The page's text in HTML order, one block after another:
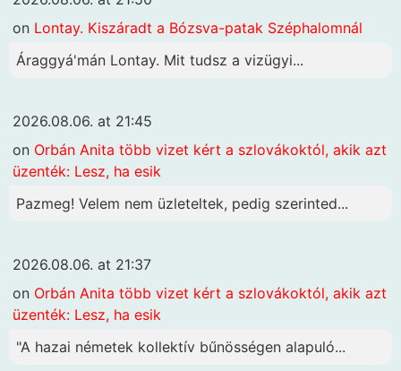
on Lontay. Kiszáradt a Bózsva-patak Széphalomnál
Áraggyá'mán Lontay. Mit tudsz a vizügyi...
2026.08.06. at 21:45
on Orbán Anita több vizet kért a szlovákoktól, akik azt
üzenték: Lesz, ha esik
Pazmeg! Velem nem üzleteltek, pedig szerinted...
2026.08.06. at 21:37
on Orbán Anita több vizet kért a szlovákoktól, akik azt
üzenték: Lesz, ha esik
"A hazai németek kollektív bűnösségen alapuló...